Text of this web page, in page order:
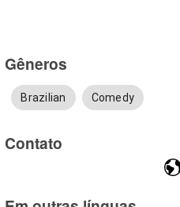
Gêneros
Brazilian Comedy
Contato